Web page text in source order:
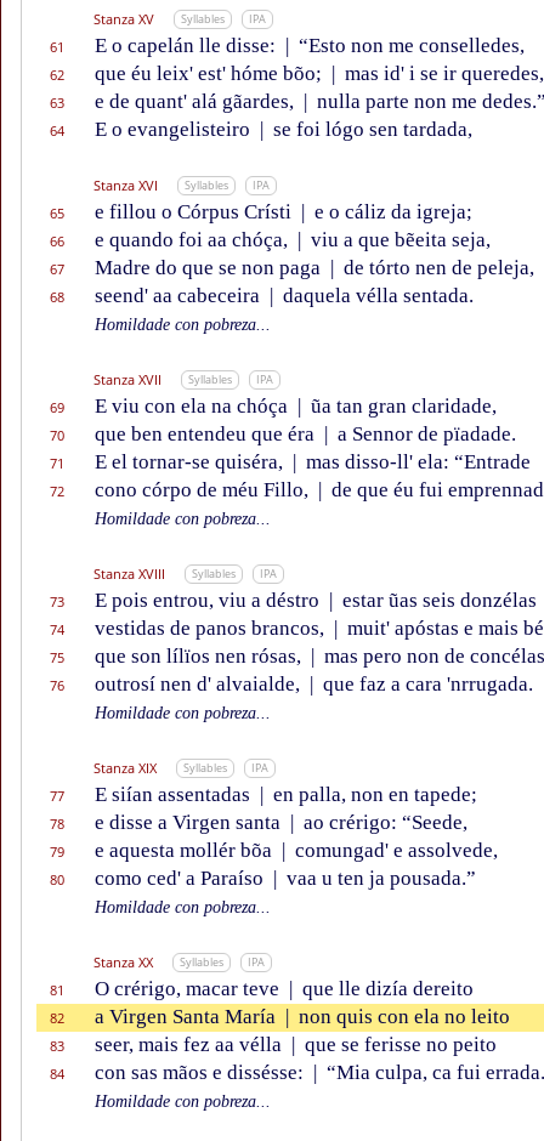
Stanza XV Syllables IPA
61 E o capelán lle disse: | “Esto non me conselledes,
62 que éu leix' est' hóme bõo; | mas id' i se ir queredes,
63 e de quant' alá gãardes, | nulla parte non me
64 E o evangelisteiro | se foi lógo sen tardada,
Stanza XVI Syllables IPA
65 e fillou o Córpus Crísti | e o cáliz da igreja;
66 e quando foi aa chóça, | viu a que bẽeita seja,
67 Madre do que se non paga | de tórto nen de peleja,
68 seend' aa cabeceira | daquela vélla sentada.
Homildade con pobreza...
Stanza XVII Syllables IPA
69 E viu con ela na chóça | ũa tan gran claridade,
70 que ben entendeu que éra | a Sennor de pïadade.
71 E el tornar-se quiséra, | mas disso-ll' ela: “Entrade
72 cono córpo de méu Fillo, | de que éu fui
Homildade con pobreza...
Stanza XVIII Syllables IPA
73 E pois entrou, viu a déstro | estar ũas seis donzélas
74 vestidas de panos brancos, | muit' apóstas e mais
75 que son lílïos nen rósas, | mas pero non de
76 outrosí nen d' alvaialde, | que faz a cara 'nrrugada.
Homildade con pobreza...
Stanza XIX Syllables IPA
77 E siían assentadas | en palla, non en tapede;
78 e disse a Virgen santa | ao crérigo: “Seede,
79 e aquesta mollér bõa | comungad' e assolvede,
80 como ced' a Paraíso | vaa u ten ja pousada.”
Homildade con pobreza...
Stanza XX Syllables IPA
81 O crérigo, macar teve | que lle dizía dereito
82 a Virgen Santa María | non quis con ela no leito
83 seer, mais fez aa vélla | que se ferisse no peito
84 con sas mãos e dissésse: | “Mia culpa, ca fui
Homildade con pobreza...